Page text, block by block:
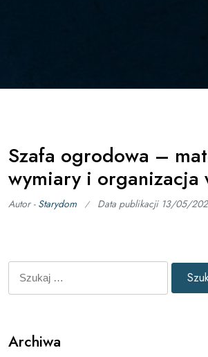
Szafa ogrodowa –
wymiary i organizacja
Autor - Starydom Data publikacji 13/05/
Archiwa